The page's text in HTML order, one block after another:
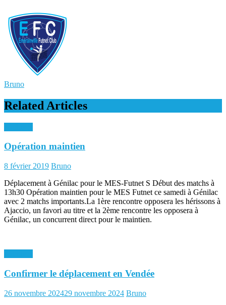
Bruno
Related Articles
Opération maintien
Posted
8 février 2019 Author
Bruno
Déplacement à Génilac pour le MES-Futnet S Début des matchs à
13h30 Opération maintien pour le MES Futnet ce samedi à Génilac
avec 2 matchs importants.La 1ère rencontre opposera les hérissons à
Ajaccio, un favori au titre et la 2ème rencontre les opposera à
Génilac, un concurrent direct pour le maintien.
Confirmer le déplacement en Vendée
Posted
26 novembre 202429 novembre 2024 Author
Bruno